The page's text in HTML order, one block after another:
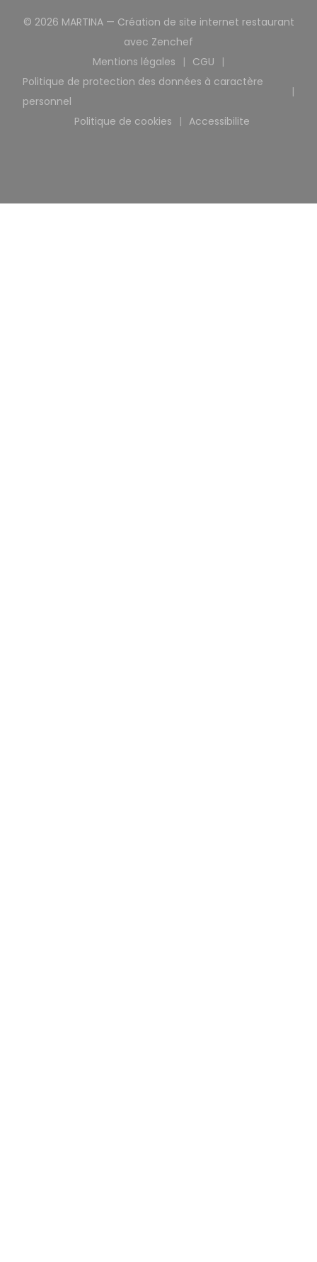
© 2026 MARTINA — Création de site internet restaurant
avec Zenchef
Mentions légales
((ouvre une nouvelle fenêtre))
CGU
((ouvre une
Politique de protection des données à caractère
personnel
((ouvre une nouvelle fenêtre))
Politique de cookies
((ouvre une nouvelle fenêtre))
Accessibilite